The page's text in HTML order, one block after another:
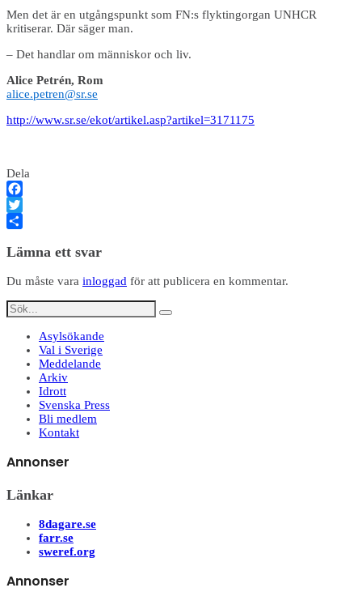
Men det är en utgångspunkt som FN:s flyktingorgan UNHCR
kritiserar. Där säger man.
– Det handlar om människor och liv.
Alice Petrén, Rom
alice.petren@sr.se
http://www.sr.se/ekot/artikel.asp?artikel=3171175
Dela
Facebook
Twitter
Lämna ett svar
Du måste vara inloggad för att publicera en kommentar.
Asylsökande
Val i Sverige
Meddelande
Arkiv
Idrott
Svenska Press
Bli medlem
Kontakt
Annonser
Länkar
8dagare.se
farr.se
sweref.org
Annonser